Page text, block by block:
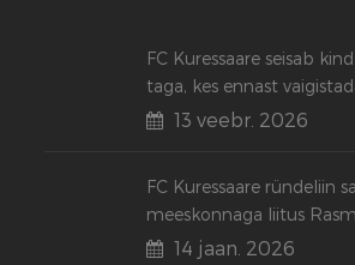
FC Kuressaare seisab
taga, kes ennast
13 veebr. 2026
FC Kuressaare ründeliin
meeskonnaga liitus
14 jaan. 2026